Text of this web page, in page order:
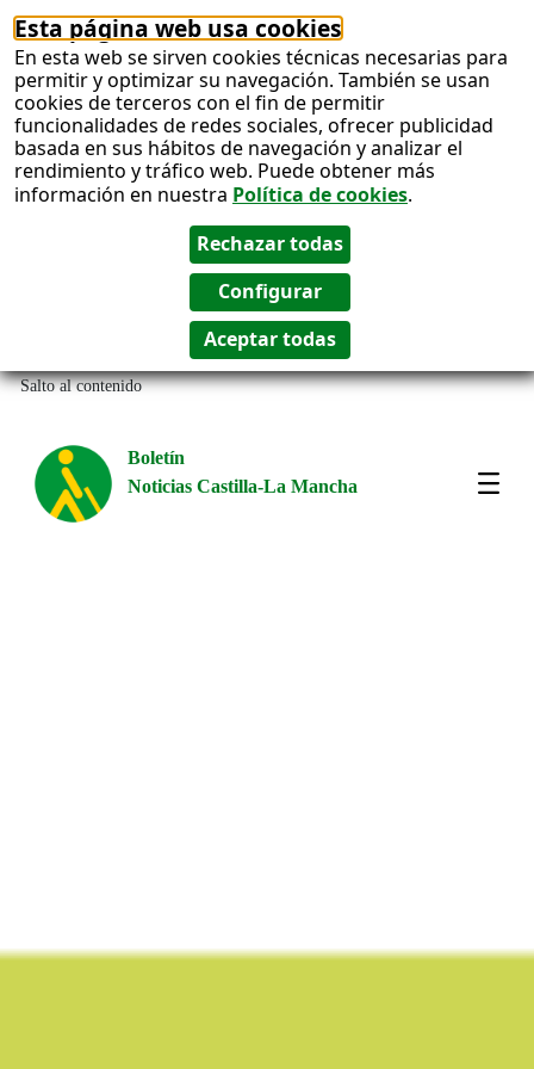
Esta página web usa cookies
En esta web se sirven cookies técnicas necesarias para
permitir y optimizar su navegación. También se usan
cookies de terceros con el fin de permitir
funcionalidades de redes sociales, ofrecer publicidad
basada en sus hábitos de navegación y analizar el
rendimiento y tráfico web. Puede obtener más
información en nuestra Política de cookies.
Salto al contenido
Boletín
Noticias Castilla-La Mancha